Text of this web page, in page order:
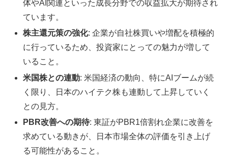
体やAI関連といった成長分野での収益拡大が期待され
ています。
株主還元策の強化: 企業が自社株買いや増配を積極的
に行っているため、投資家にとっての魅力が増して
いること。
米国株との連動: 米国経済の動向、特にAIブームが続
く限り、日本のハイテク株も連動して上昇していく
との見方。
PBR改善への期待: 東証がPBR1倍割れ企業に改善を
求めている動きが、日本市場全体の評価を引き上げ
る可能性があること。